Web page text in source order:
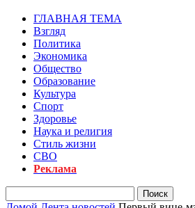
ГЛАВНАЯ ТЕМА
Взгляд
Политика
Экономика
Общество
Образование
Культура
Спорт
Здоровье
Наука и религия
Стиль жизни
СВО
Реклама